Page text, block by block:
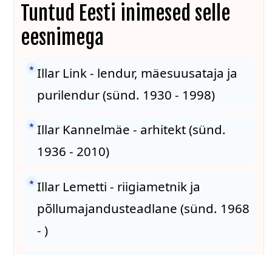
Tuntud Eesti inimesed selle
eesnimega
★ Illar Link - lendur, mäesuusataja ja
purilendur (sünd. 1930 - 1998)
★ Illar Kannelmäe - arhitekt (sünd.
1936 - 2010)
★ Illar Lemetti - riigiametnik ja
põllumajandusteadlane (sünd. 1968
- )